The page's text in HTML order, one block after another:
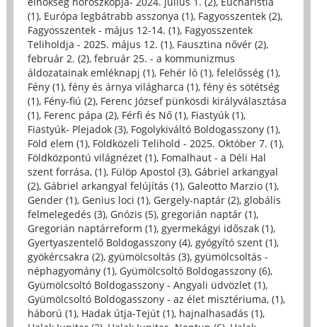
(1), Európa legbátrabb asszonya (1), Fagyosszentek (2),
Fagyosszentek - május 12-14. (1), Fagyosszentek
Teliholdja - 2025. május 12. (1), Fausztina nővér (2),
február 2. (2), február 25. - a kommunizmus
áldozatainak emléknapj (1), Fehér ló (1), felelősség (1),
Fény (1), fény és árnya világharca (1), fény és sötétség
(1), Fény-fiú (2), Ferenc József pünkösdi királyválasztása
(1), Ferenc pápa (2), Férfi és Nő (1), Fiastyúk (1),
Fiastyúk- Plejadok (3), Fogolykiváltó Boldogasszony (1),
Föld elem (1), Földközeli Telihold - 2025. Október 7. (1),
Földközpontú világnézet (1), Fomalhaut - a Déli Hal
szent forrása, (1), Fülöp Apostol (3), Gábriel arkangyal
(2), Gábriel arkangyal felújítás (1), Galeotto Marzio (1),
Gender (1), Genius loci (1), Gergely-naptár (2), globális
felmelegedés (3), Gnózis (5), gregorián naptár (1),
Gregorián naptárreform (1), gyermekágyi időszak (1),
Gyertyaszentelő Boldogasszony (4), gyógyító szent (1),
gyökércsakra (2), gyümölcsoltás (3), gyümölcsoltás -
néphagyomány (1), Gyümölcsoltó Boldogasszony (6),
Gyümölcsoltó Boldogasszony - Angyali üdvözlet (1),
Gyümölcsoltó Boldogasszony - az élet misztériuma, (1),
háború (1), Hadak útja-Tejút (1), hajnalhasadás (1),